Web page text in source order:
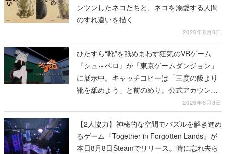
ンツンしたネコたちと、ネコを溺愛する人間
のすれ違いを描く
2026年8月8日
ひたすら“靴”を舐めまわす狂気のVRゲーム
『シュ～ペロ』が「東京ゲームダンジョン」
に展示中。キャッチコピーは「三度の飯より
靴を舐めよう」と前のめり。公式アカウント
も開設され、2026年リリースに向けて開発中
2026年8月8日
【2人協力】神秘的な空間でパズルを解き進め
るゲーム『Together in Forgotten Lands』が
本日8月8日Steamでリリース。時に忘れ去ら